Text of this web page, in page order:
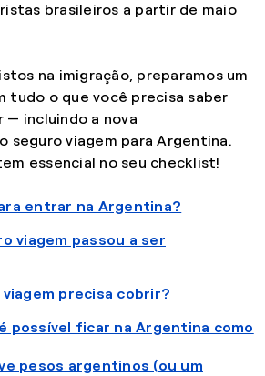
brasileiros a partir de maio
na imigração, preparamos um
tudo o que você precisa saber
— incluindo a nova
seguro viagem para Argentina.
essencial no seu checklist!
entrar na Argentina?
viagem passou a ser
precisa cobrir?
possível ficar na Argentina como
pesos argentinos (ou um